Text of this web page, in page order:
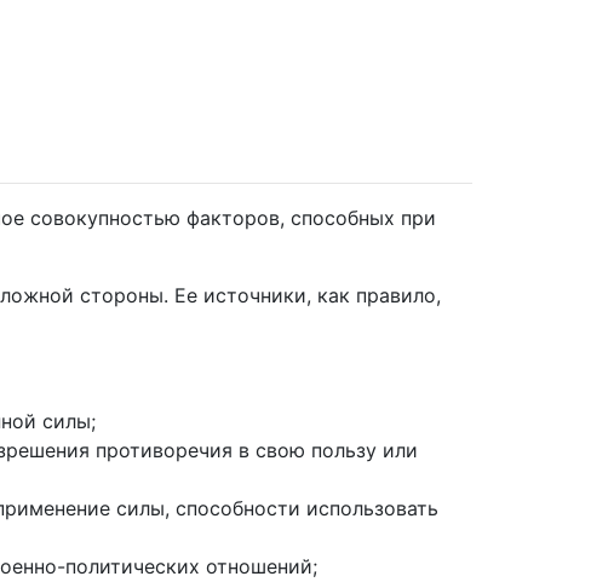
совокупностью факторов, способных при
стороны. Ее источники, как правило,
силы;
противоречия в свою пользу или
силы, способности использовать
политических отношений;